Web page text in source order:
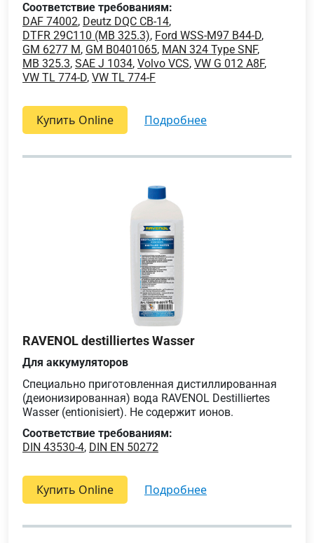
Соответствие требованиям:
DAF 74002, Deutz DQC CB-14,
DTFR 29C110 (MB 325.3), Ford WSS-M97 B44-D,
GM 6277 M, GM B0401065, MAN 324 Type SNF,
MB 325.3, SAE J 1034, Volvo VCS, VW G 012 A8F,
VW TL 774-D, VW TL 774-F
Купить Online подробнее
RAVENOL destilliertes Wasser
Для аккумуляторов
Специально приготовленная дистиллированная
(деионизированная) вода RAVENOL Destilliertes
Wasser (entionisiert). Не содержит ионов.
Соответствие требованиям:
DIN 43530-4, DIN EN 50272
Купить Online подробнее